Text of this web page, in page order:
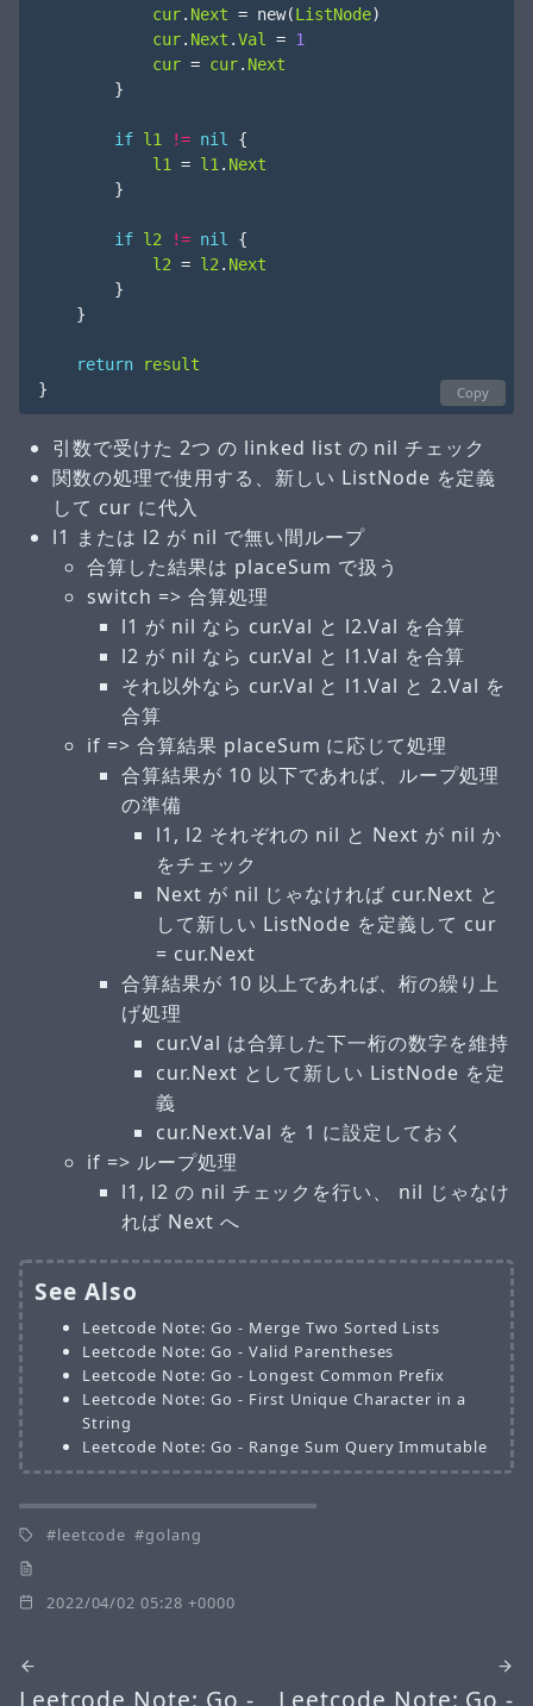
cur. Next = new(ListNode)
cur. Next .Val = 1
cur = cur. Next
}
if l1 != nil
{
l1
= l1 . Next
}
if l2 != nil
{
l2 = l2 . Next
}
}
return
result
}
Copy
引数で受けた 2つ の linked list の nil チェック
関数の処理で使用する、新しい ListNode を定義
して cur に代入
l1 または l2 が nil で無い間ループ
合算した結果は placeSum で扱う
switch => 合算処理
l1 が nil なら cur.Val と l2.Val を合算
l2 が nil なら cur.Val と l1.Val を合算
それ以外なら cur.Val と l1.Val と 2.Val を
合算
if => 合算結果 placeSum に応じて処理
合算結果が 10 以下であれば、ループ処理
の準備
l1, l2 それぞれの nil と Next が nil か
をチェック
Next が nil じゃなければ cur.Next と
して新しい ListNode を定義して cur
= cur.Next
合算結果が 10 以上であれば、桁の繰り上
げ処理
cur.Val は合算した下一桁の数字を維持
cur.Next として新しい ListNode を定
義
cur.Next.Val を 1 に設定しておく
if => ループ処理
l1, l2 の nil チェックを行い、 nil じゃなけ
れば Next へ
See Also
Leetcode Note: Go - Merge Two Sorted Lists
Leetcode Note: Go - Valid Parentheses
Leetcode Note: Go - Longest Common Prefix
Leetcode Note: Go - First Unique Character in a
String
Leetcode Note: Go - Range Sum Query Immutable
leetcode golang
2022/04/02 05:28 +0000